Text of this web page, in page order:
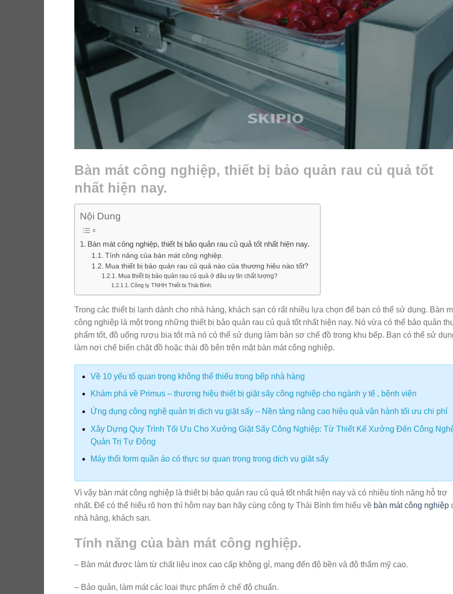
Bàn mát công nghiệp, thiết bị bảo quản rau củ quả tốt
nhất hiện nay.
Nội Dung
Bàn mát công nghiệp, thiết bị bảo quản rau củ quả tốt nhất hiện nay.
Tính năng của bàn mát công nghiệp.
Mua thiết bị bảo quản rau củ quả nào của thương hiệu nào tốt?
Mua thiết bị bảo quản rau củ quả ở đâu uy tín chất lượng?
Công ty TNHH Thiết bị Thái Bình.
Trong các thiết bị lạnh dành cho nhà hàng, khách sạn có rất nhiều lựa chọn để bạn có thể sử dụng. Bàn
công nghiệp là một trong những thiết bị bảo quản rau củ quả tốt nhất hiện nay. Nó vừa có thể bảo quản
phẩm tốt, đồ uống rượu bia tốt mà nó có thể sử dụng làm bàn sơ chế đồ trong khu bếp. Bạn có thể sử
làm nơi chế biến chặt đồ hoặc thái đồ bên trên mặt bàn mát công nghiệp.
Về 10 yếu tố quan trọng không thể thiếu trong bếp nhà hàng
Khám phá về Primus – thương hiệu thiết bị giặt sấy công nghiệp cho ngành y tế , bệnh viện
Ứng dụng công nghệ quản trị dịch vụ giặt sấy – Nền tảng nâng cao hiệu quả vận hành tối ưu chi phí
Xây Dựng Quy Trình Tối Ưu Cho Xưởng Giặt Sấy Công Nghiệp: Từ Thiết Kế Xưởng Đến Công
Quản Trị Tự Động
Máy thổi form quần áo có thực sự quan trọng trong dịch vụ giặt sấy
Vì vậy bàn mát công nghiệp là thiết bị bảo quản rau củ quả tốt nhất hiện nay và có nhiều tính năng hỗ trợ
nhất. Để có thể hiểu rõ hơn thì hôm nay bạn hãy cùng công ty Thái Bình tìm hiểu về bàn mát công nghiệp
nhà hàng, khách sạn.
Tính năng của bàn mát công nghiệp.
– Bàn mát được làm từ chất liệu inox cao cấp không gỉ, mang đến độ bền và độ thẩm mỹ cao.
– Bảo quản, làm mát các loại thực phẩm ở chế độ chuẩn.